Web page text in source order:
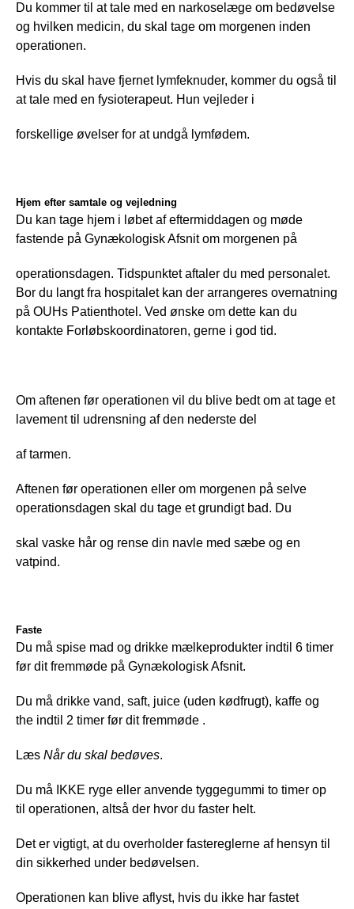
Du kommer til at tale med en narkoselæge om bedøvelse
og hvilken medicin, du skal tage om morgenen inden
operationen.
Hvis du skal have fjernet lymfeknuder, kommer du også til
at tale med en fysioterapeut. Hun vejleder i
forskellige øvelser for at undgå lymfødem.
Hjem efter samtale og vejledning
Du kan tage hjem i løbet af eftermiddagen og møde
fastende på Gynækologisk Afsnit om morgenen på
operationsdagen. Tidspunktet aftaler du med personalet.
Bor du langt fra hospitalet kan der arrangeres overnatning
på OUHs Patienthotel. Ved ønske om dette kan du
kontakte Forløbskoordinatoren, gerne i god tid.
Om aftenen før operationen vil du blive bedt om at tage et
lavement til udrensning af den nederste del
af tarmen.
Aftenen før operationen eller om morgenen på selve
operationsdagen skal du tage et grundigt bad. Du
skal vaske hår og rense din navle med sæbe og en
vatpind.
Faste
Du må spise mad og drikke mælkeprodukter indtil 6 timer
før dit fremmøde på Gynækologisk Afsnit.
Du må drikke vand, saft, juice (uden kødfrugt), kaffe og
the indtil 2 timer før dit fremmøde .
Læs Når du skal bedøves.
Du må IKKE ryge eller anvende tyggegummi to timer op
til operationen, altså der hvor du faster helt.
Det er vigtigt, at du overholder fastereglerne af hensyn til
din sikkerhed under bedøvelsen.
Operationen kan blive aflyst, hvis du ikke har fastet